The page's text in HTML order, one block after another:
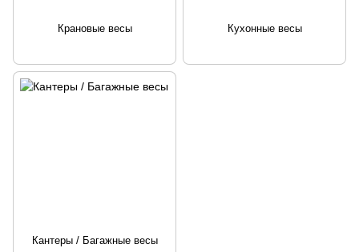
Крановые весы Кухонные весы
Кантеры / Багажные весы